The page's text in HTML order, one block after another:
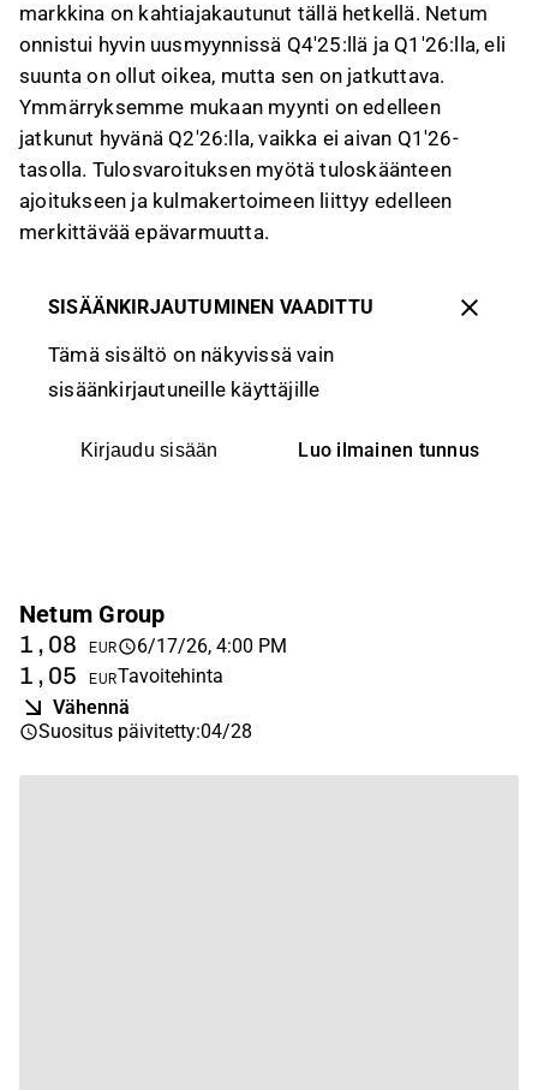
markkina on kahtiajakautunut tällä hetkellä. Netum
onnistui hyvin uusmyynnissä Q4'25:llä ja Q1'26:lla, eli
suunta on ollut oikea, mutta sen on jatkuttava.
Ymmärryksemme mukaan myynti on edelleen
jatkunut hyvänä Q2'26:lla, vaikka ei aivan Q1'26-
tasolla. Tulosvaroituksen myötä tuloskäänteen
ajoitukseen ja kulmakertoimeen liittyy edelleen
merkittävää epävarmuutta.
SISÄÄNKIRJAUTUMINEN VAADITTU
Tämä sisältö on näkyvissä vain
sisäänkirjautuneille käyttäjille
Kirjaudu sisään Luo ilmainen tunnus
Netum Group
1,08 EUR 6/17/26, 4:00 PM
1,05 EURTavoitehinta
Vähennä
Suositus päivitetty:04/28